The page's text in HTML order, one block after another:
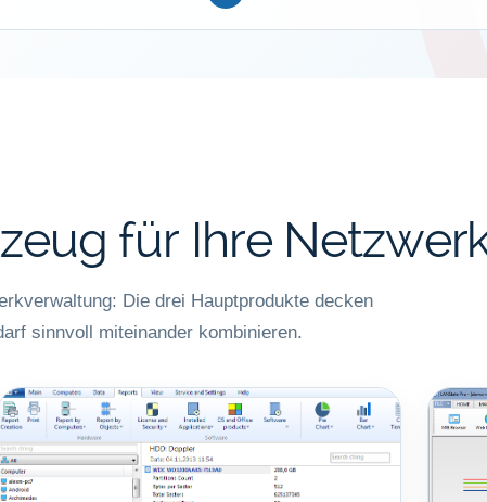
für Ihre
Die drei Hauptprodukte decken
sinnvoll miteinander kombinieren.